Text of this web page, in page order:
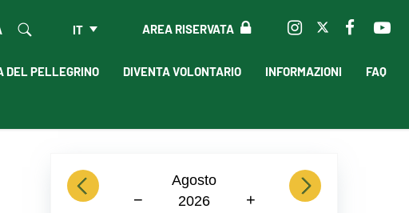
AREA RISERVATA
IT
DEL PELLEGRINO DIVENTA VOLONTARIO INFORMAZIONI FAQ
previous
Agosto
2026
− +
next